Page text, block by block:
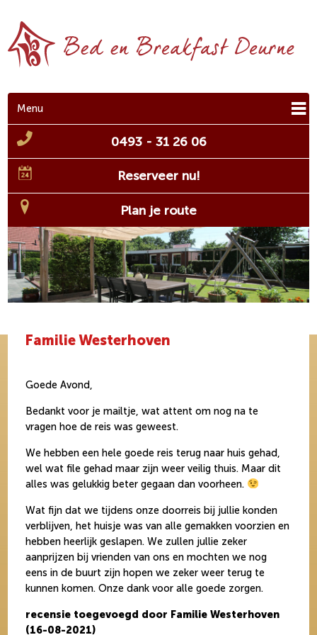
Menu
0493 - 31 26 06
Reserveer nu!
Plan je route
Familie Westerhoven
Goede Avond,
Bedankt voor je mailtje, wat attent om nog na te
vragen hoe de reis was geweest.
We hebben een hele goede reis terug naar huis gehad,
wel wat file gehad maar zijn weer veilig thuis. Maar dit
alles was gelukkig beter gegaan dan voorheen.
Wat fijn dat we tijdens onze doorreis bij jullie konden
verblijven, het huisje was van alle gemakken voorzien en
hebben heerlijk geslapen. We zullen jullie zeker
aanprijzen bij vrienden van ons en mochten we nog
eens in de buurt zijn hopen we zeker weer terug te
kunnen komen. Onze dank voor alle goede zorgen.
recensie toegevoegd door Familie Westerhoven
(16-08-2021)